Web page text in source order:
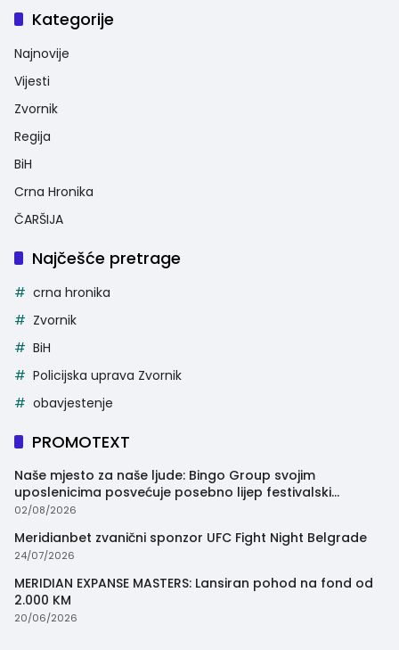
Kategorije
Najnovije
Vijesti
Zvornik
Regija
BiH
Crna Hronika
ČARŠIJA
Najčešće pretrage
crna hronika
Zvornik
BiH
Policijska uprava Zvornik
obavjestenje
PROMOTEXT
Naše mjesto za naše ljude: Bingo Group svojim
uposlenicima posvećuje posebno lijep festivalski
trenutak
02/08/2026
Meridianbet zvanični sponzor UFC Fight Night Belgrade
24/07/2026
MERIDIAN EXPANSE MASTERS: Lansiran pohod na fond od
2.000 KM
20/06/2026